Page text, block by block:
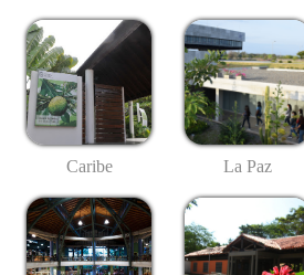
Caribe La Paz